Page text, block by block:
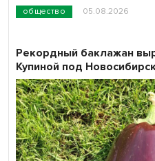
общество 05.08.2026
Рекордный баклажан
Купиной под